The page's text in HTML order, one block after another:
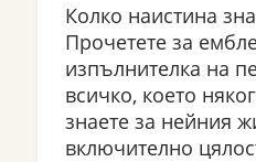
Колко наистина
Прочетете за
изпълнителка на
всичко, което
знаете за нейния
включително